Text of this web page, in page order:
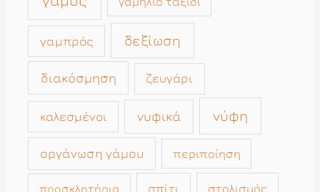
γαμπρός δεξίωση
διακόσμηση ζευγάρι
καλεσμένοι νυφικά νύφη
οργάνωση γάμου περιποίηση
προσκλητήρια σπίτι στολισμός